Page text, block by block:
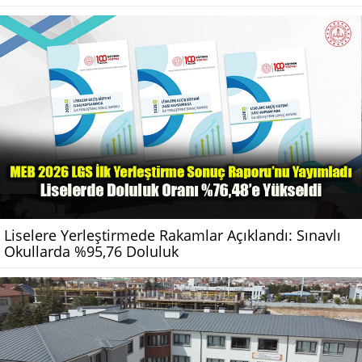
Liselere Yerleştirmede Rakamlar Açıklandı: Sınavlı
Okullarda %95,76 Doluluk